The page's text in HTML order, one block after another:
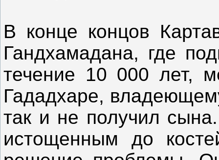
В конце концов
Гандхамадана, где
течение 10 000 лет,
Гададхаре,
так и не получил
истощенным до